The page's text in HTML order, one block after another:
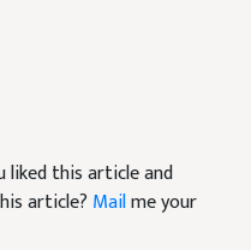
liked this article and
article? Mailme your